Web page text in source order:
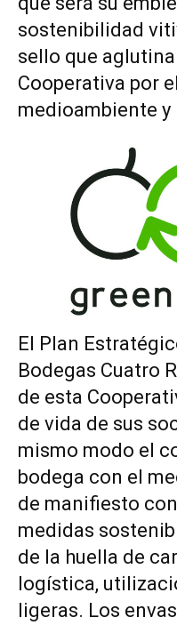
sostenibilidad
sello que
Cooperativa por
medioambiente y
El Plan
Bodegas Cuatro
de esta
de vida de sus
mismo modo el
bodega con el
de manifiesto
medidas
de la huella de
logística,
ligeras. Los